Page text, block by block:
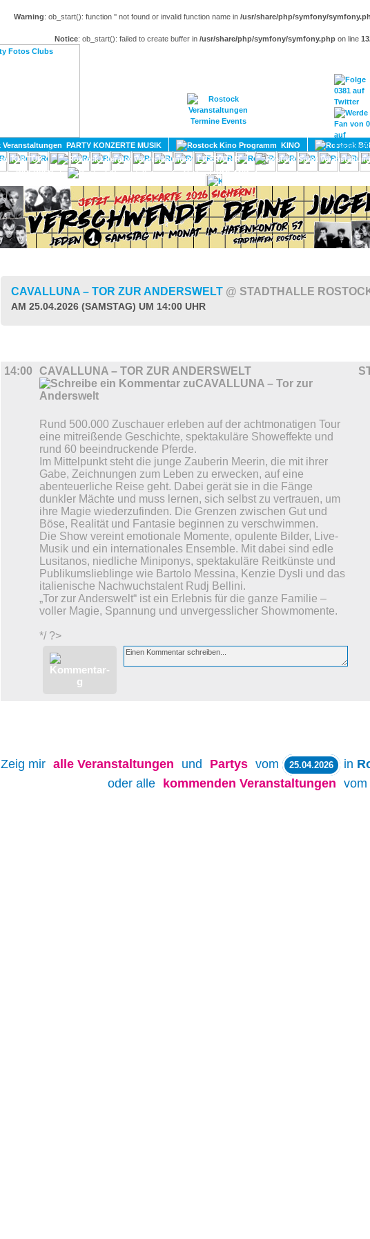
Warning: ob_start(): function '' not found or invalid function name in /usr/share/php/symfony/
Notice: ob_start(): failed to create buffer in /usr/share/php/symfony/symfony.php on line
PARTY KONZERTE MUSIK KINO
KULTUR
LITERATUR
DIVERSES
UMLAND
CAVALLUNA – TOR ZUR ANDERSWELT @ STADTHALLE
AM 25.04.2026 (SAMSTAG) UM 14:00 UHR
14:00 CAVALLUNA – TOR ZUR ANDERSWELT
Rund 500.000 Zuschauer erleben auf der achtmonatigen Tour
eine mitreißende Geschichte, spektakuläre Showeffekte und
rund 60 beeindruckende Pferde.
Im Mittelpunkt steht die junge Zauberin Meerin, die mit ihrer
Gabe, Zeichnungen zum Leben zu erwecken, auf eine
abenteuerliche Reise geht. Dabei gerät sie in die Fänge
dunkler Mächte und muss lernen, sich selbst zu vertrauen, um
ihre Magie wiederzufinden. Die Grenzen zwischen Gut und
Böse, Realität und Fantasie beginnen zu verschwimmen.
Die Show vereint emotionale Momente, opulente Bilder, Live-
Musik und ein internationales Ensemble. Mit dabei sind edle
Lusitanos, niedliche Miniponys, spektakuläre Reitkünste und
Publikumslieblinge wie Bartolo Messina, Kenzie Dysli und das
italienische Nachwuchstalent Rudj Bellini.
„Tor zur Anderswelt“ ist ein Erlebnis für die ganze Familie –
voller Magie, Spannung und unvergesslicher Showmomente.
*/ ?>
Zeig mir alle Veranstaltungen und Partys vom 25.04.2026 in
oder alle
kommenden Veranstaltungen vom